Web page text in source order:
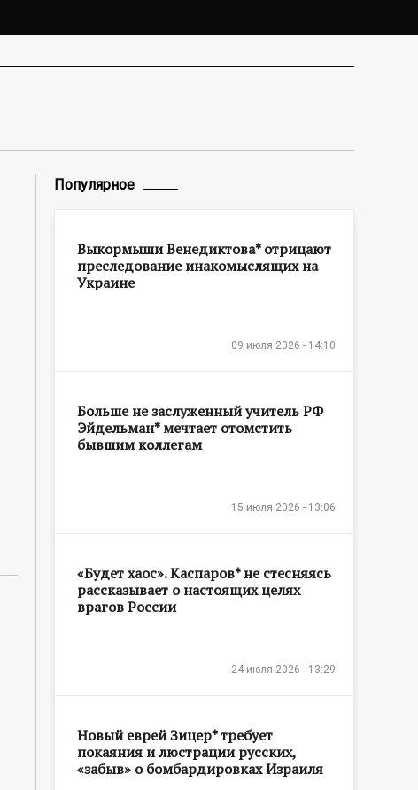
Популярное
Выкормыши Венедиктова* отрицают
преследование инакомыслящих на
Украине
09 июля 2026 - 14:10
Больше не заслуженный учитель РФ
Эйдельман* мечтает отомстить
бывшим коллегам
15 июля 2026 - 13:06
«Будет хаос». Каспаров* не стесняясь
рассказывает о настоящих целях
врагов России
24 июля 2026 - 13:29
Новый еврей Зицер* требует
покаяния и люстрации русских,
«забыв» о бомбардировках Израиля